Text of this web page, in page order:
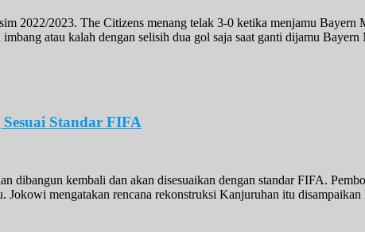
2022/2023. The Citizens menang telak 3-0 ketika menjamu Bayern
atau kalah dengan selisih dua gol saja saat ganti dijamu
Standar FIFA
dibangun kembali dan akan disesuaikan dengan standar FIFA.
mengatakan rencana rekonstruksi Kanjuruhan itu